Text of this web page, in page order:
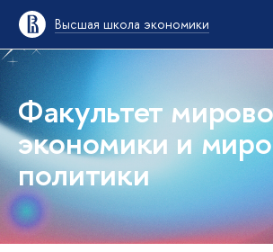
Высшая школа экономики
Факультет
экономики и
политики